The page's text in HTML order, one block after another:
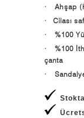
·
Ahşap
· Cilası
·
%100
·
%100
çanta
·